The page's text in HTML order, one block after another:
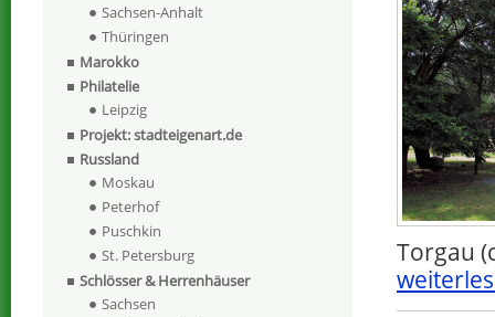
Torgau
Sachsen-Anhalt
Thüringen
Marokko
Philatelie
Leipzig
Projekt: stadteigenart.de
Russland
Moskau
Peterhof
Puschkin
St. Petersburg
Schlösser & Herrenhäuser
Sachsen